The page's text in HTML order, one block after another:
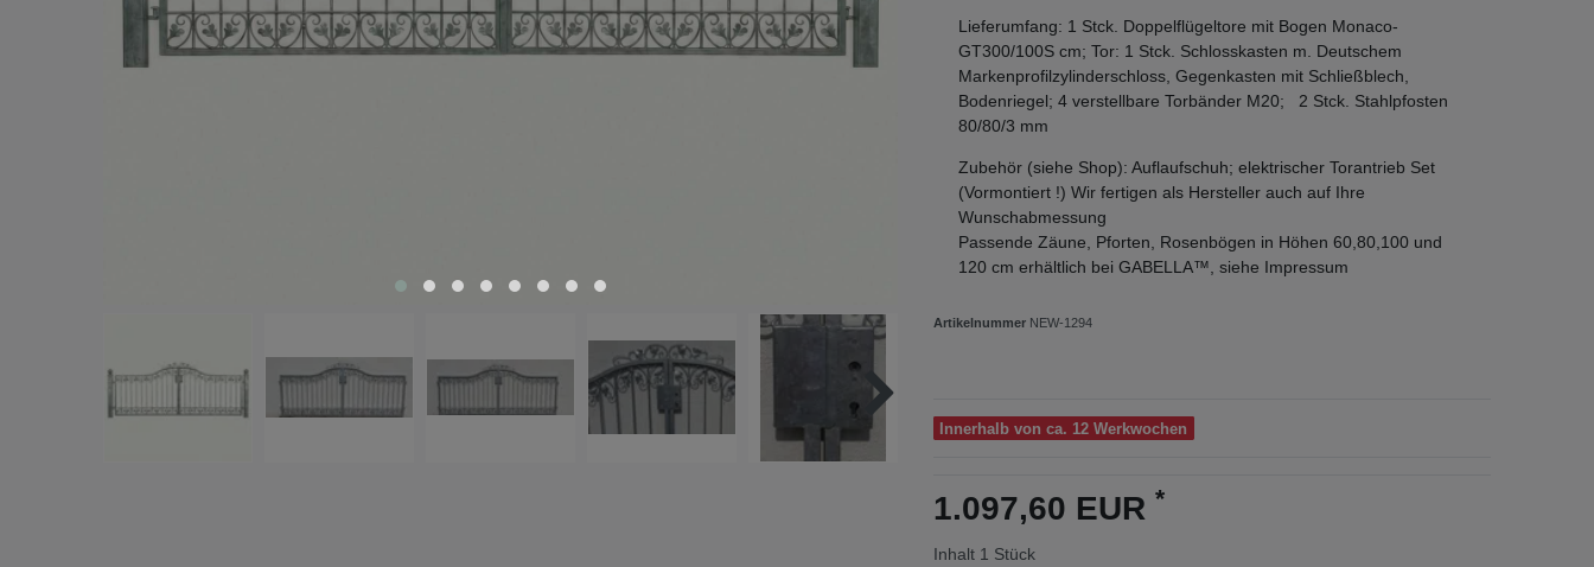
Lieferumfang: 1 Stck. Doppelflügeltore mit Bogen Monaco-
GT300/100S cm; Tor: 1 Stck. Schlosskasten m. Deutschem
Markenprofilzylinderschloss, Gegenkasten mit Schließblech,
Bodenriegel; 4 verstellbare Torbänder M20; 2 Stck. Stahlpfosten
80/80/3 mm
Zubehör (siehe Shop): Auflaufschuh; elektrischer Torantrieb Set
(Vormontiert !) Wir fertigen als Hersteller auch auf Ihre
Wunschabmessung
Passende Zäune, Pforten, Rosenbögen in Höhen 60,80,100 und
120 cm erhältlich bei GABELLA™, siehe Impressum
Artikelnummer NEW-1294
Innerhalb von ca. 12 Werkwochen
1.097,60 EUR *
Inhalt 1 Stück